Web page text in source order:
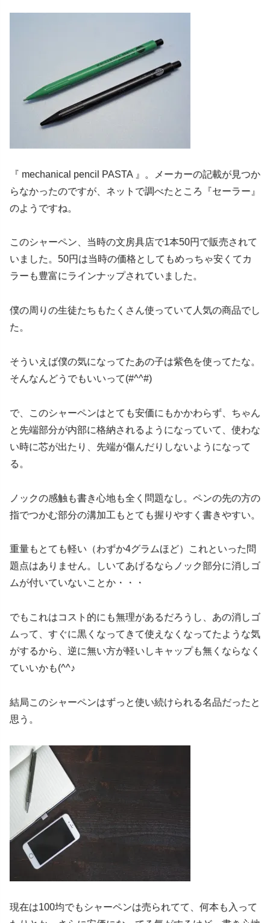
『 mechanical pencil PASTA 』。メーカーの記載が見つか
らなかったのですが、ネットで調べたところ『セーラー』
のようですね。
このシャーペン、当時の文房具店で1本50円で販売されて
いました。50円は当時の価格としてもめっちゃ安くてカ
ラーも豊富にラインナップされていました。
僕の周りの生徒たちもたくさん使っていて人気の商品でし
た。
そういえば僕の気になってたあの子は紫色を使ってたな。
そんなんどうでもいいって(#^^#)
で、このシャーペンはとても安価にもかかわらず、ちゃん
と先端部分が内部に格納されるようになっていて、使わな
い時に芯が出たり、先端が傷んだりしないようになって
る。
ノックの感触も書き心地も全く問題なし。ペンの先の方の
指でつかむ部分の溝加工もとても握りやすく書きやすい。
重量もとても軽い（わずか4グラムほど）これといった問
題点はありません。しいてあげるならノック部分に消しゴ
ムが付いていないことか・・・
でもこれはコスト的にも無理があるだろうし、あの消しゴ
ムって、すぐに黒くなってきて使えなくなってたような気
がするから、逆に無い方が軽いしキャップも無くならなく
ていいかも(^^♪
結局このシャーペンはずっと使い続けられる名品だったと
思う。
現在は100均でもシャーペンは売られてて、何本も入って